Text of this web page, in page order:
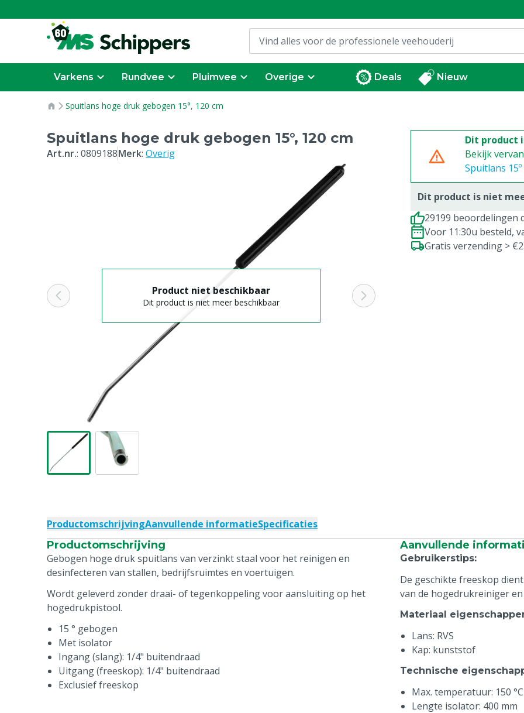
Varkens Rundvee Pluimvee Overige Deals Nieuw
Spuitlans hoge druk gebogen 15°, 120 cm
Spuitlans hoge druk gebogen 15°, 120 cm
Art.nr.: 0809188Merk: Overig
Product niet beschikbaar
Dit product is niet meer beschikbaar
Dit product
Bekijk
Spuitlans
Dit product is niet
29199 beoordelingen
Voor 11:30u besteld,
Gratis verzending >
ProductomschrijvingAanvullende informatieSpecificaties
Productomschrijving
Gebogen hoge druk spuitlans van verzinkt staal voor het reinigen en
desinfecteren van stallen, bedrijfsruimtes en voertuigen.
Wordt geleverd zonder draai- of tegenkoppeling voor aansluiting op het
hogedrukpistool.
15 ° gebogen
Met isolator
Ingang (slang): 1/4" buitendraad
Uitgang (freeskop): 1/4" buitendraad
Exclusief freeskop
Aanvullende
Gebruikerstips:
De geschikte freeskop
van de hogedrukreiniger
Materiaal
Lans: RVS
Kap: kunststof
Technische
Max. temperatuur: 150 °C
Lengte isolator: 400 mm